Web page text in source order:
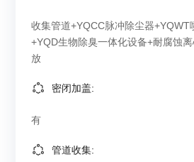
收集管道+YQCC脉冲除尘器+YQWT
+YQD生物除臭一体化设备+耐腐蚀
放
密闭加盖:
有
管道收集: